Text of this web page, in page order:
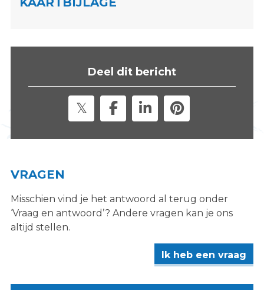
Deel dit bericht
VRAGEN
Misschien vind je het antwoord al terug onder
‘Vraag en antwoord’? Andere vragen kan je ons
altijd stellen.
Ik heb een vraag